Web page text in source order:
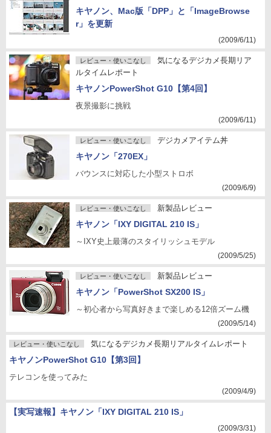
キヤノン、Mac版「DPP」と「ImageBrowse
r」を更新
(2009/6/11)
レビュー・使いこなし
気になるデジカメ長期リア
ルタイムレポート
キヤノンPowerShot G10【第4回】
夜景撮影に挑戦
(2009/6/11)
レビュー・使いこなし デジカメアイテム丼
キヤノン「270EX」
バウンスに対応した小型ストロボ
(2009/6/9)
レビュー・使いこなし 新製品レビュー
キヤノン「IXY DIGITAL 210 IS」
～IXY史上最薄のスタイリッシュモデル
(2009/5/25)
レビュー・使いこなし 新製品レビュー
キヤノン「PowerShot SX200 IS」
～初心者から写真好きまで楽しめる12倍ズーム機
(2009/5/14)
レビュー・使いこなし 気になるデジカメ長期リアルタイムレポート
キヤノンPowerShot G10【第3回】
テレコンを使ってみた
(2009/4/9)
【実写速報】キヤノン「IXY DIGITAL 210 IS」
(2009/3/31)